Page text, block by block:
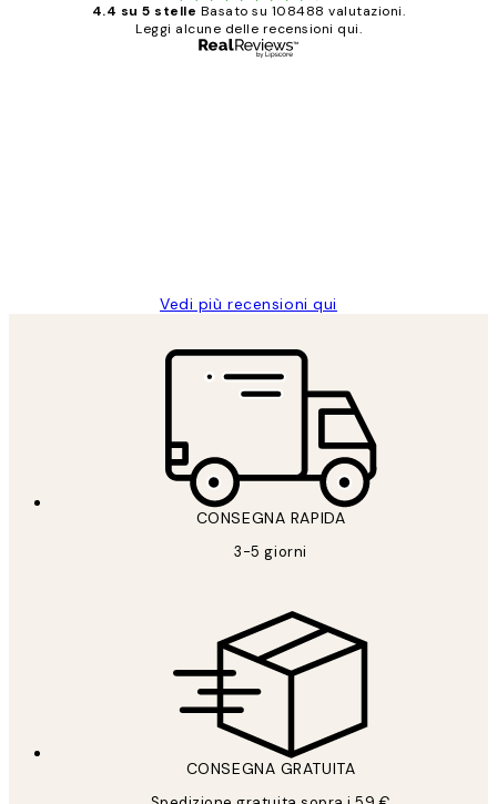
4.4 su 5 stelle Basato su 108488 valutazioni.
Leggi alcune delle recensioni qui.
Vedi più recensioni qui
CONSEGNA RAPIDA
3-5 giorni
CONSEGNA GRATUITA